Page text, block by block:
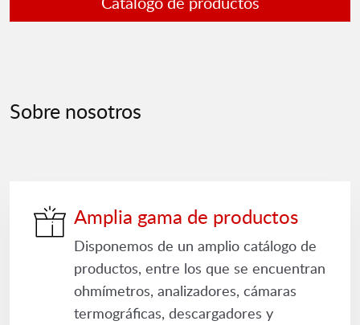
Sobre nosotros
Amplia gama de productos
Disponemos de un amplio catálogo de
productos, entre los que se encuentran
ohmímetros, analizadores, cámaras
termográficas, descargadores y